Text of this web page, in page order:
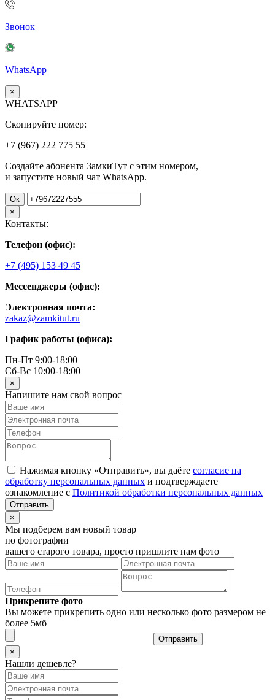
Звонок
WhatsApp
×
WHATSAPP
Скопируйте номер:
+7 (967) 222 775 55
Создайте абонента ЗамкиТут с этим номером,
и запустите новый чат WhatsApp.
Ок
×
Контакты:
Телефон (офис):
+7 (495) 153 49 45
Мессенджеры (офис):
Электронная почта:
zakaz@zamkitut.ru
График работы (офиса):
Пн-Пт 9:00-18:00
Сб-Вс 10:00-18:00
×
Напишите нам свой вопрос
Нажимая кнопку «Отправить», вы даёте согласие на
обработку персональных данных и подтверждаете
ознакомление с Политикой обработки персональных данных
×
Мы подберем вам новый товар
по фотографии
вашего старого товара, просто пришлите нам фото
Прикрепите фото
Вы можете прикрепить одно или несколько фото размером не
более 5мб
Отправить
×
Нашли дешевле?